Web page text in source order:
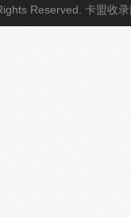
Reserved. 卡盟收